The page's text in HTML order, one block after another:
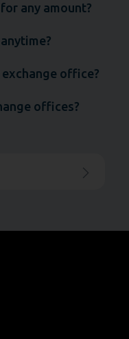
any amount?
office?
offices?